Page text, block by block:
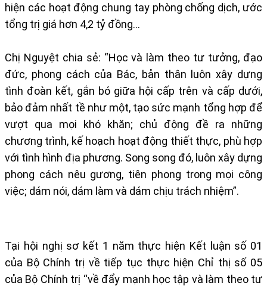
hiện các hoạt động chung tay phòng chống dịch, ước
tổng trị giá hơn 4,2 tỷ đồng…
Chị Nguyệt chia sẻ: “Học và làm theo tư tưởng, đạo
đức, phong cách của Bác, bản thân luôn xây dựng
tình đoàn kết, gắn bó giữa hội cấp trên và cấp dưới,
bảo đảm nhất tề như một, tạo sức mạnh tổng hợp để
vượt qua mọi khó khăn; chủ động đề ra những
chương trình, kế hoạch hoạt động thiết thực, phù hợp
với tình hình địa phương. Song song đó, luôn xây dựng
phong cách nêu gương, tiên phong trong mọi công
việc; dám nói, dám làm và dám chịu trách nhiệm”.
Tại hội nghị sơ kết 1 năm thực hiện Kết luận số 01
của Bộ Chính trị về tiếp tục thực hiện Chỉ thị số 05
của Bộ Chính trị “về đẩy mạnh học tập và làm theo tư